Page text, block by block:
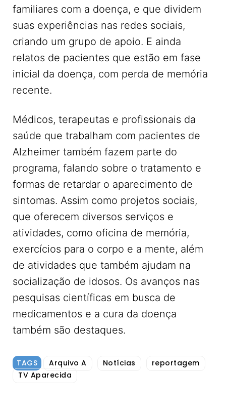
familiares com a doença, e que dividem
suas experiências nas redes sociais,
criando um grupo de apoio. E ainda
relatos de pacientes que estão em fase
inicial da doença, com perda de memória
recente.
Médicos, terapeutas e profissionais da
saúde que trabalham com pacientes de
Alzheimer também fazem parte do
programa, falando sobre o tratamento e
formas de retardar o aparecimento de
sintomas. Assim como projetos sociais,
que oferecem diversos serviços e
atividades, como oficina de memória,
exercícios para o corpo e a mente, além
de atividades que também ajudam na
socialização de idosos. Os avanços nas
pesquisas científicas em busca de
medicamentos e a cura da doença
também são destaques.
TAGS Arquivo A Notícias
reportagem
TV Aparecida